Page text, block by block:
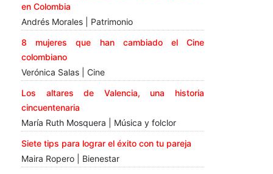
en Colombia
Andrés Morales | Patrimonio
8 mujeres que han cambiado el Cine
colombiano
Verónica Salas | Cine
Los altares de Valencia, una historia
cincuentenaria
María Ruth Mosquera | Música y folclor
Siete tips para lograr el éxito con tu pareja
Maira Ropero | Bienestar